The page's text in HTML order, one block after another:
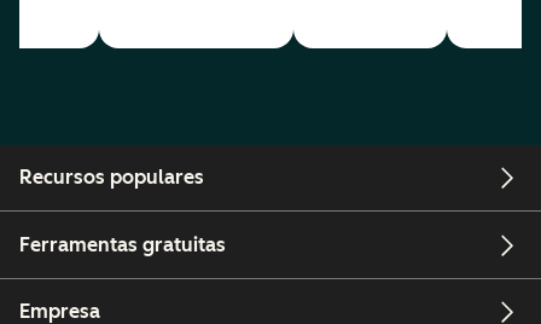
Recursos populares
Ferramentas gratuitas
Empresa